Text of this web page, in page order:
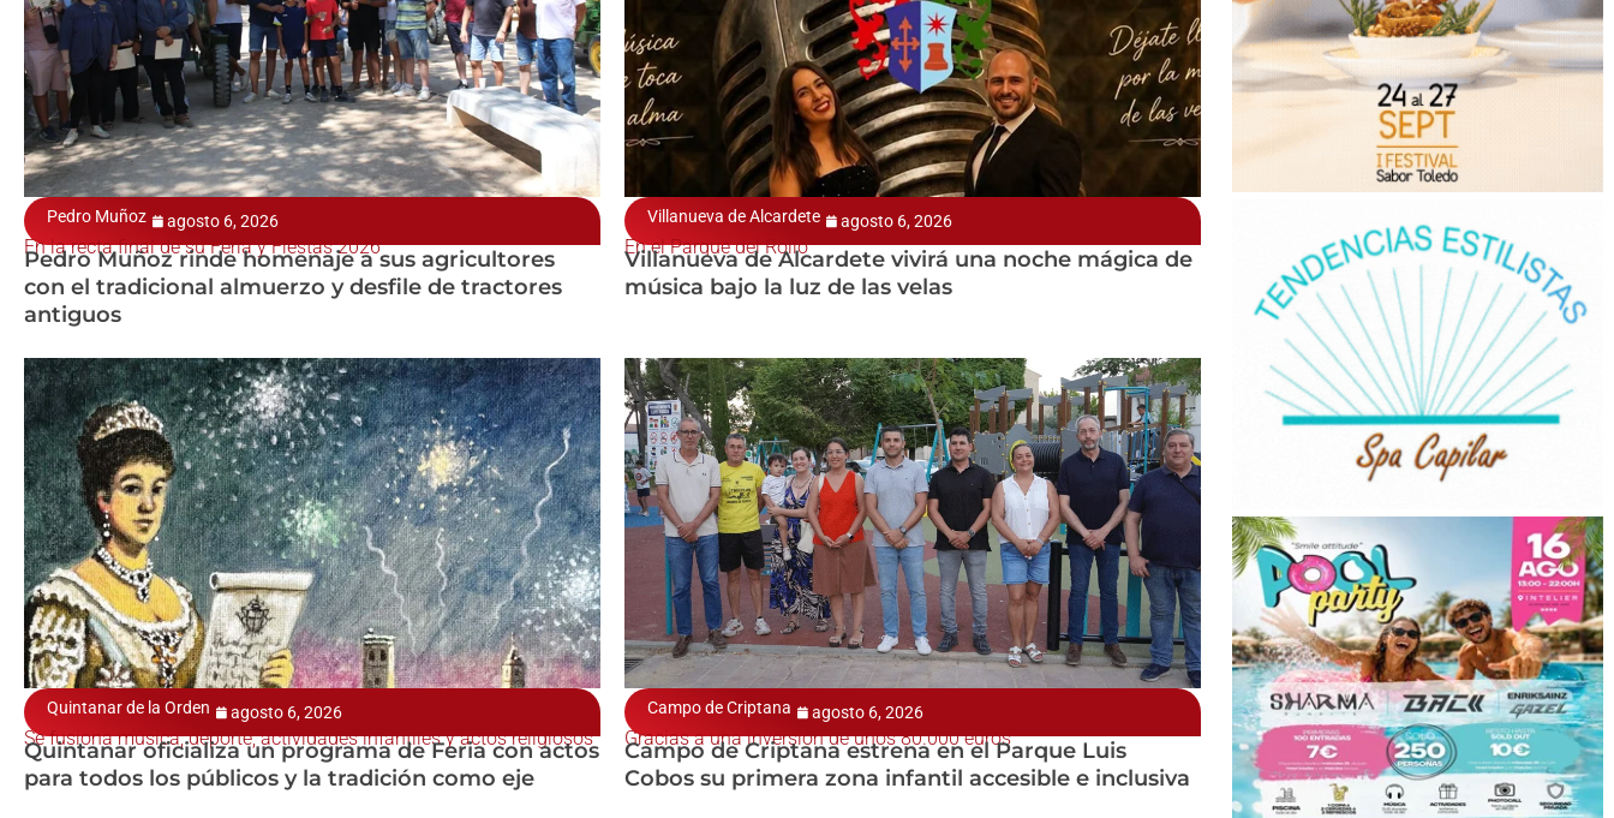
Pedro Muñoz agosto 6, 2026
En la recta final de su Feria y Fiestas 2026
Pedro Muñoz rinde homenaje a sus agricultores
con el tradicional almuerzo y desfile de tractores
antiguos
Villanueva de Alcardete agosto 6, 2026
En el Parque del Rollo
Villanueva de Alcardete vivirá una noche mágica de
música bajo la luz de las velas
Quintanar de la Orden agosto 6, 2026
Se fusiona música, deporte, actividades infantiles y actos religiosos
Quintanar oficializa un programa de Feria con actos
para todos los públicos y la tradición como eje
Campo de Criptana agosto 6, 2026
Gracias a una inversión de unos 80.000 euros
Campo de Criptana estrena en el Parque Luis
Cobos su primera zona infantil accesible e inclusiva